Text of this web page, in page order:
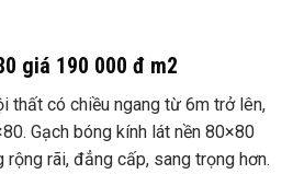
giá 190 000 đ m2
thất có chiều ngang từ 6m trở lên,
Gạch bóng kính lát nền 80×80
rãi, đẳng cấp, sang trọng hơn.